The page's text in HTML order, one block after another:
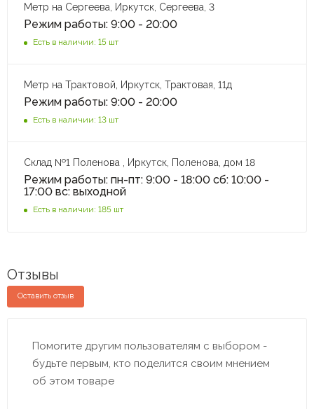
Метр на Сергеева, Иркутск, Сергеева, 3
Режим работы: 9:00 - 20:00
Есть в наличии: 15 шт
Метр на Трактовой, Иркутск, Трактовая, 11д
Режим работы: 9:00 - 20:00
Есть в наличии: 13 шт
Склад №1 Поленова , Иркутск, Поленова, дом 18
Режим работы: пн-пт: 9:00 - 18:00 сб: 10:00 -
17:00 вс: выходной
Есть в наличии: 185 шт
Отзывы
Оставить отзыв
Помогите другим пользователям с выбором -
будьте первым, кто поделится своим мнением
об этом товаре